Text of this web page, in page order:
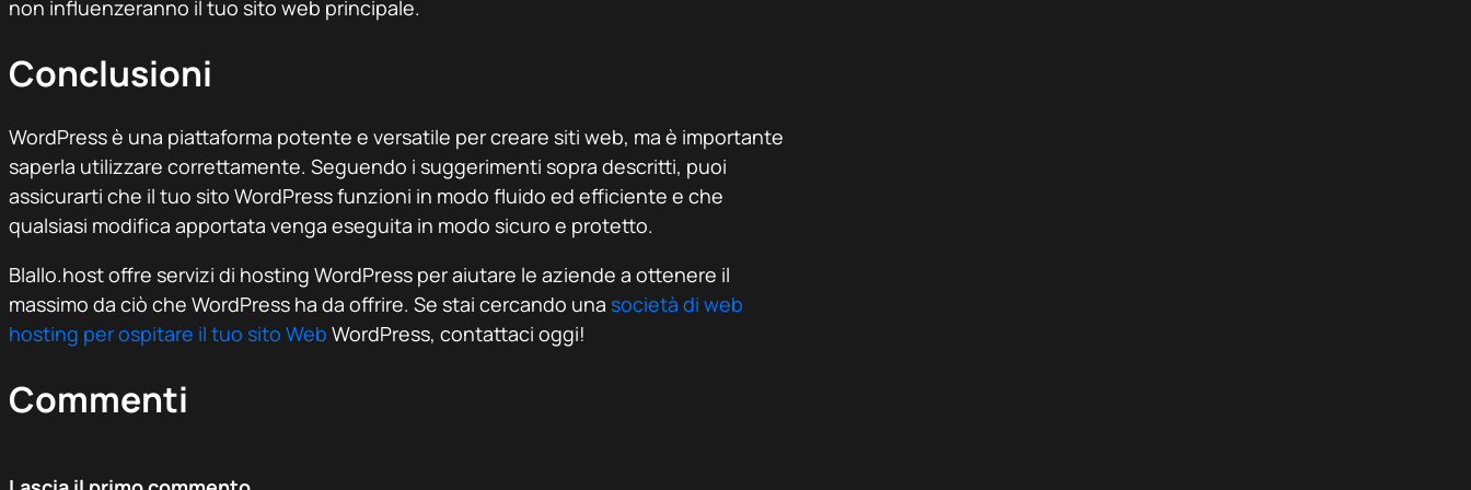
non influenzeranno il tuo sito web principale.
Conclusioni
WordPress è una piattaforma potente e versatile per creare siti web, ma è importante
saperla utilizzare correttamente. Seguendo i suggerimenti sopra descritti, puoi
assicurarti che il tuo sito WordPress funzioni in modo fluido ed efficiente e che
qualsiasi modifica apportata venga eseguita in modo sicuro e protetto.
Blallo.host offre servizi di hosting WordPress per aiutare le aziende a ottenere il
massimo da ciò che WordPress ha da offrire. Se stai cercando una società di web
hosting per ospitare il tuo sito Web WordPress, contattaci oggi!
Commenti